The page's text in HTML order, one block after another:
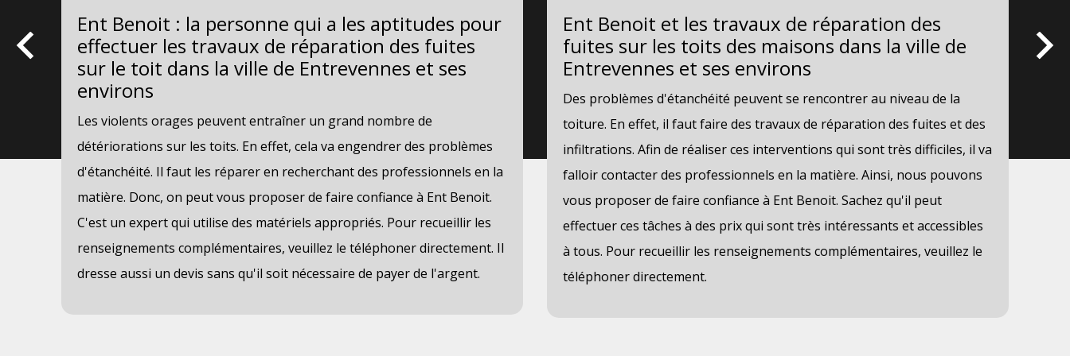
Ent Benoit : la personne qui a les aptitudes pour
effectuer les travaux de réparation des fuites
sur le toit dans la ville de Entrevennes et ses
environs
Les violents orages peuvent entraîner un grand nombre de
détériorations sur les toits. En effet, cela va engendrer des problèmes
d'étanchéité. Il faut les réparer en recherchant des professionnels en la
matière. Donc, on peut vous proposer de faire confiance à Ent Benoit.
C'est un expert qui utilise des matériels appropriés. Pour recueillir les
renseignements complémentaires, veuillez le téléphoner directement. Il
dresse aussi un devis sans qu'il soit nécessaire de payer de l'argent.
Ent Benoit et les travaux de réparation des
fuites sur les toits des maisons dans la ville de
Entrevennes et ses environs
Des problèmes d'étanchéité peuvent se rencontrer au niveau de la
toiture. En effet, il faut faire des travaux de réparation des fuites et des
infiltrations. Afin de réaliser ces interventions qui sont très difficiles, il va
falloir contacter des professionnels en la matière. Ainsi, nous pouvons
vous proposer de faire confiance à Ent Benoit. Sachez qu'il peut
effectuer ces tâches à des prix qui sont très intéressants et accessibles
à tous. Pour recueillir les renseignements complémentaires, veuillez le
téléphoner directement.